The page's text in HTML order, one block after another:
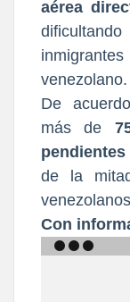
aérea
venezolano.
De
más de
de la
Con